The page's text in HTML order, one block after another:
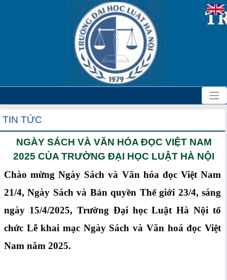
TIN TỨC
NGÀY SÁCH VÀ VĂN HÓA ĐỌC VIỆT NAM
2025 CỦA TRƯỜNG ĐẠI HỌC LUẬT HÀ NỘI
Chào mừng Ngày Sách và Văn hóa đọc Việt Nam
21/4, Ngày Sách và Bản quyền Thế giới 23/4, sáng
ngày 15/4/2025, Trường Đại học Luật Hà Nội tổ
chức Lễ khai mạc Ngày Sách và Văn hoá đọc Việt
Nam năm 2025.